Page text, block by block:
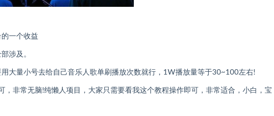
一个收益
涉及。
大量小号去给自己音乐人歌单刷播放次数就行，1W播放量等于30~100左右!
非常无脑!纯懒人项目，大家只需要看我这个教程操作即可，非常适合，小白，宝